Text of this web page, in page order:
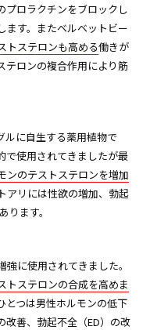
プロラクチンをブロックし
ます。またベルベットビー
トステロンも高める働きが
テロンの複合作用により筋
ルに自生する薬用植物で
で使用されてきましたが最
ンのテストステロンを増加
アリには性欲の増加、勃起
ります。
に使用されてきました。
トステロンの合成を高めま
とつは男性ホルモンの低下
改善、勃起不全（ED）の改